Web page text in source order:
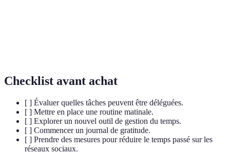
Checklist avant achat
[ ] Évaluer quelles tâches peuvent être déléguées.
[ ] Mettre en place une routine matinale.
[ ] Explorer un nouvel outil de gestion du temps.
[ ] Commencer un journal de gratitude.
[ ] Prendre des mesures pour réduire le temps passé sur les
réseaux sociaux.